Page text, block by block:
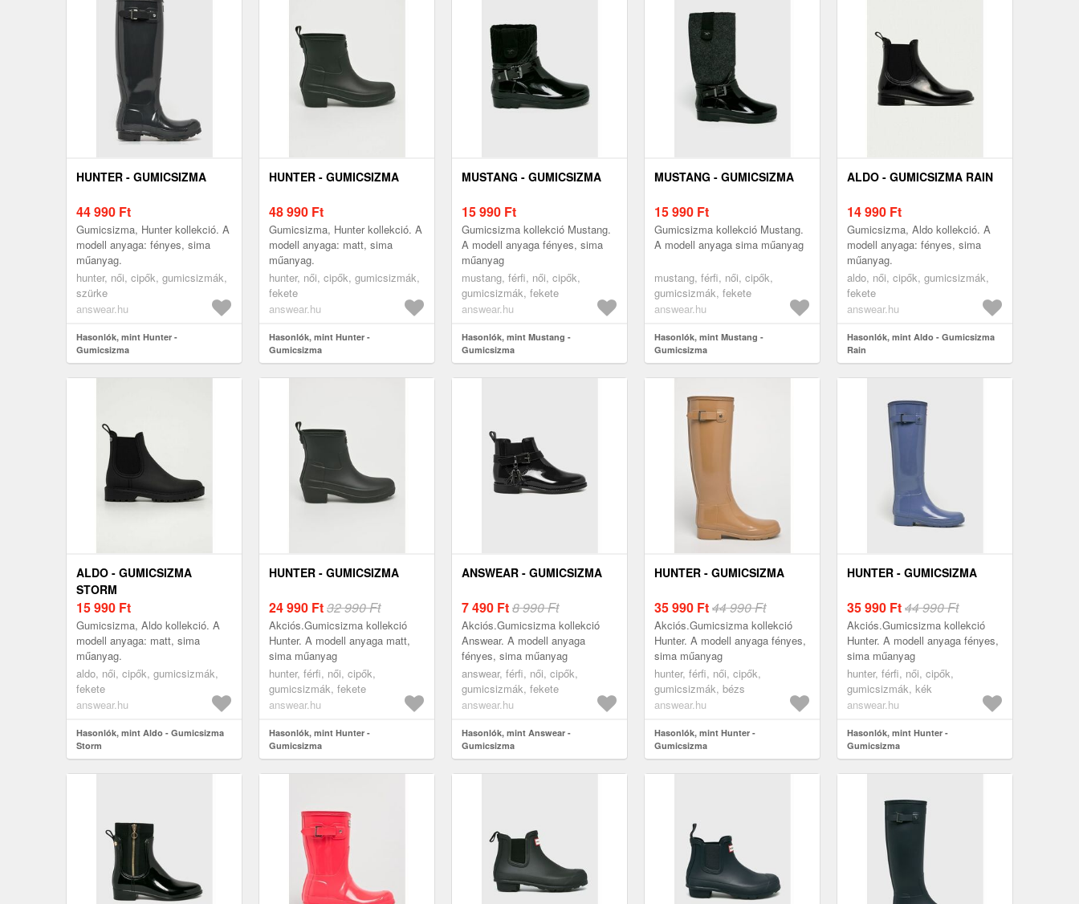
HUNTER - GUMICSIZMA
44 990 Ft
Gumicsizma, Hunter kollekció. A
modell anyaga: fényes, sima
műanyag.
hunter, női, cipők, gumicsizmák,
szürke
answear.hu
Hasonlók, mint Hunter -
Gumicsizma
HUNTER - GUMICSIZMA
48 990 Ft
Gumicsizma, Hunter kollekció. A
modell anyaga: matt, sima
műanyag.
hunter, női, cipők, gumicsizmák,
fekete
answear.hu
Hasonlók, mint Hunter -
Gumicsizma
MUSTANG - GUMICSIZMA
15 990 Ft
Gumicsizma kollekció Mustang.
A modell anyaga fényes, sima
műanyag
mustang, férfi, női, cipők,
gumicsizmák, fekete
answear.hu
Hasonlók, mint Mustang -
Gumicsizma
MUSTANG - GUMICSIZMA
15 990 Ft
Gumicsizma kollekció Mustang.
A modell anyaga sima műanyag
mustang, férfi, női, cipők,
gumicsizmák, fekete
answear.hu
Hasonlók, mint Mustang -
Gumicsizma
ALDO - GUMICSIZMA RAIN
14 990 Ft
Gumicsizma, Aldo kollekció. A
modell anyaga: fényes, sima
műanyag.
aldo, női, cipők, gumicsizmák,
fekete
answear.hu
Hasonlók, mint Aldo - Gumicsizma
Rain
ALDO - GUMICSIZMA
STORM
15 990 Ft
Gumicsizma, Aldo kollekció. A
modell anyaga: matt, sima
műanyag.
aldo, női, cipők, gumicsizmák,
fekete
answear.hu
Hasonlók, mint Aldo - Gumicsizma
Storm
HUNTER - GUMICSIZMA
24 990 Ft32 990 Ft
Akciós.Gumicsizma kollekció
Hunter. A modell anyaga matt,
sima műanyag
hunter, férfi, női, cipők,
gumicsizmák, fekete
answear.hu
Hasonlók, mint Hunter -
Gumicsizma
ANSWEAR - GUMICSIZMA
7 490 Ft8 990 Ft
Akciós.Gumicsizma kollekció
Answear. A modell anyaga
fényes, sima műanyag
answear, férfi, női, cipők,
gumicsizmák, fekete
answear.hu
Hasonlók, mint Answear -
Gumicsizma
HUNTER - GUMICSIZMA
35 990 Ft44 990 Ft
Akciós.Gumicsizma kollekció
Hunter. A modell anyaga fényes,
sima műanyag
hunter, férfi, női, cipők,
gumicsizmák, bézs
answear.hu
Hasonlók, mint Hunter -
Gumicsizma
HUNTER - GUMICSIZMA
35 990 Ft44 990 Ft
Akciós.Gumicsizma kollekció
Hunter. A modell anyaga fényes,
sima műanyag
hunter, férfi, női, cipők,
gumicsizmák, kék
answear.hu
Hasonlók, mint Hunter -
Gumicsizma